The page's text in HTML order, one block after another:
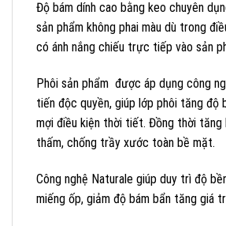
Độ bám dính cao bằng keo chuyên
sản phẩm không phai màu dù trong
có ánh nắng chiếu trực tiếp vào sản
Phôi sản phẩm được áp dụng công
tiến độc quyền, giúp lớp phôi tăng độ
mợi điều kiện thời tiết. Đồng thời tăng
thấm, chống trầy xước toàn bề mặt.
Công nghệ Naturale giúp duy trì độ
miếng ốp, giảm độ bám bẩn tăng giá